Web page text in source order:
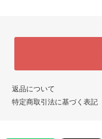
返品について
特定商取引法に基づく表記